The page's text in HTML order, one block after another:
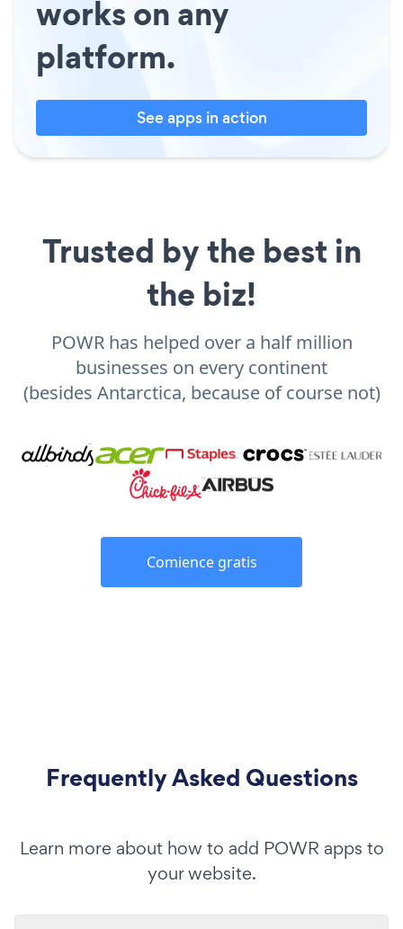
works on any
platform.
See apps in action
Trusted by the best in
the biz!
POWR has helped over a half million
businesses on every continent
(besides Antarctica, because of course not)
Comience gratis
Frequently Asked Questions
Learn more about how to add POWR apps to
your website.